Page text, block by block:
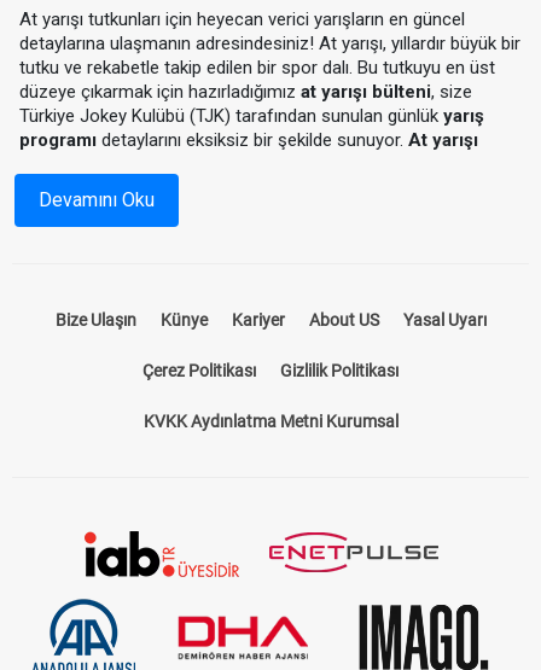
At yarışı tutkunları için heyecan verici yarışların en güncel
detaylarına ulaşmanın adresindesiniz! At yarışı, yıllardır büyük bir
tutku ve rekabetle takip edilen bir spor dalı. Bu tutkuyu en üst
düzeye çıkarmak için hazırladığımızat yarışı bülteni, size
Türkiye Jokey Kulübü (TJK) tarafından sunulan günlükyarış
programı detaylarını eksiksiz bir şekilde sunuyor.At yarışı
durumlarını önceden inceleyebilir, yarışlardan en iyi sonuçları
almak için stratejinizi oluşturabilirsiniz.
kapsamı bir rehberdir. Hangi hipodromda, hangi atların
ve pist koşullarını öğrenmek için ideal bir kaynaktır. Bizim
TJK Yarış Programı ile Güncel Bilgilere
Ulaşın
TJK yarış programı, Türkiye Jokey Kulübü tarafından her gün
Devamını Oku
Bize Ulaşın Künye Kariyer About US Yasal Uyarı
Çerez Politikası Gizlilik Politikası
KVKK Aydınlatma Metni Kurumsal